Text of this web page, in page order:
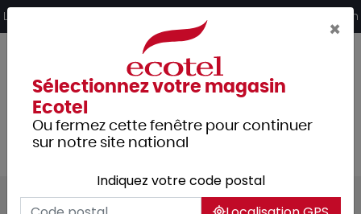
Livraison offerte dès 249€ HT d’achat et retrait 2h en magasin
Tous les produits
Arts de la table
×
Sélectionnez votre magasin
Ecotel
Ou fermez cette fenêtre pour continuer
sur notre site national
Indiquez votre code postal
Panneau de gestion des cookies